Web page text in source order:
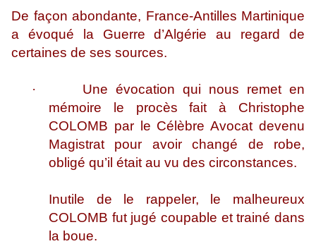
De façon abondante, France-Antilles Martinique
a évoqué la Guerre d’Algérie au regard de
certaines de ses sources.
·
Une évocation qui nous remet en
mémoire le procès fait à Christophe
COLOMB par le Célèbre Avocat devenu
Magistrat pour avoir changé de robe,
obligé qu’il était au vu des circonstances.
Inutile de le rappeler, le malheureux
COLOMB fut jugé coupable et trainé dans
la boue.